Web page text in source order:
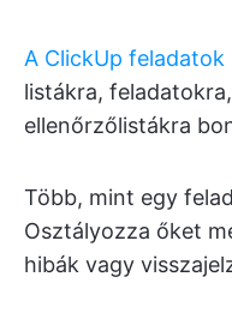
A ClickUp feladatok
listákra,
ellenőrzőlistákra
Több, mint egy
Osztályozza őket
hibák vagy